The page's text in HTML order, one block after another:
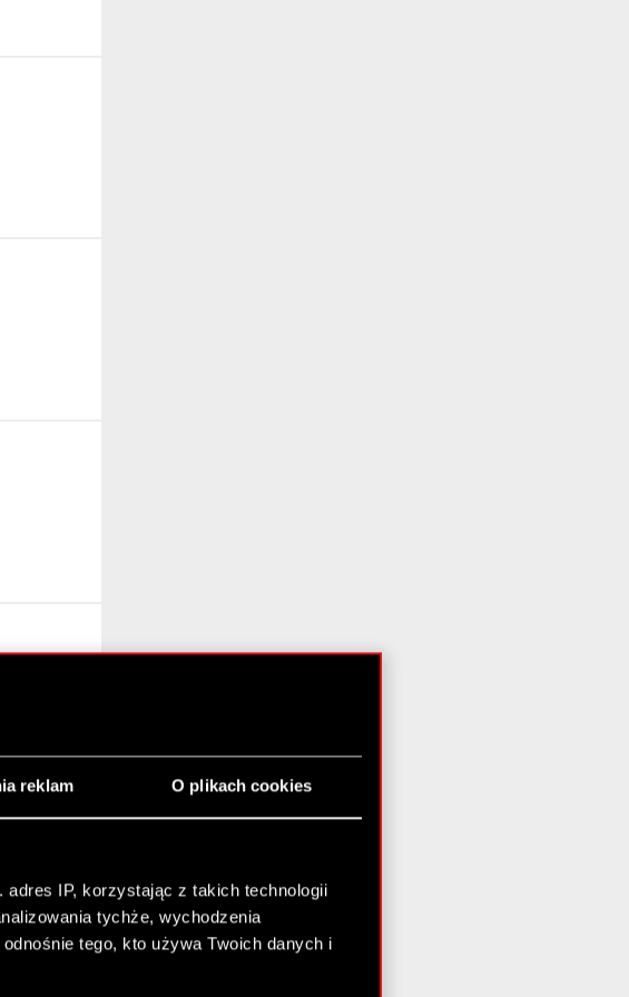
reklam O plikach cookies
adres IP, korzystając z takich technologii
tychże, wychodzenia
tego, kto używa Twoich danych i